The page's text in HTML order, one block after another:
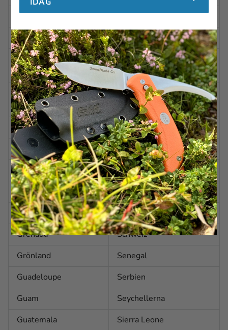
Franska Polynesien
Saint Martin
Färöarna
Saint Paulöarna
Förenad Arabmiraten
Saint Pierre och
Miquélon
Gabon
Saint Vincent och
Grenadinerna
Gambia
Salomonöarna
Georgien
San marino
Ghana
Samoa
Gibraltar
Sao Tomé och Principe
Grekland
Saudiarabien
Grenada
Schweiz
Grönland
Senegal
Guadeloupe
Serbien
Guam
Seychellerna
Guatemala
Sierra Leone